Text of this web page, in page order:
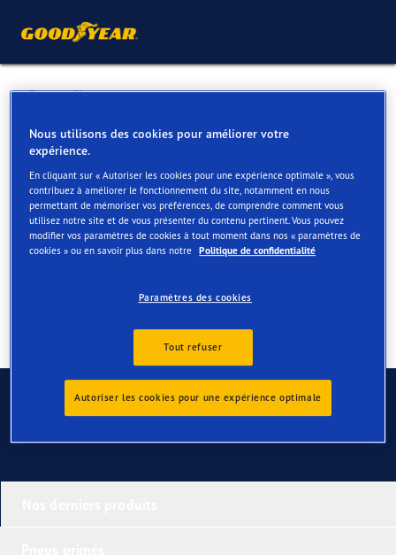
Retour liste
VANDERROOST
Services disponibles en ligne et en magasin
Contact Services
Contactez-nous
Nous utilisons des cookies pour améliorer votre
expérience.
En cliquant sur « Autoriser les cookies pour une expérience optimale », vous
contribuez à améliorer le fonctionnement du site, notamment en nous
permettant de mémoriser vos préférences, de comprendre comment vous
utilisez notre site et de vous présenter du contenu pertinent. Vous pouvez
modifier vos paramètres de cookies à tout moment dans nos « paramètres de
cookies » ou en savoir plus dans notre Politique de confidentialité
Paramètres des cookies
Tout refuser
Autoriser les cookies pour une expérience optimale